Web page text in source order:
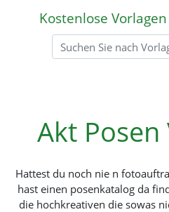
Kostenlose
Akt
Hattest du noch nie n
hast einen posenkatalog da
die hochkreativen die sowas